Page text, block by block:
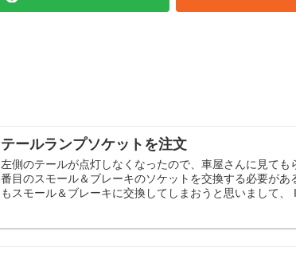
テールランプソケットを注文
左側のテールが点灯しなくなったので、車屋さんに見て
番目のスモール＆ブレーキのソケットを交換する必要が
もスモール＆ブレーキに交換してしまおうと思いまして、